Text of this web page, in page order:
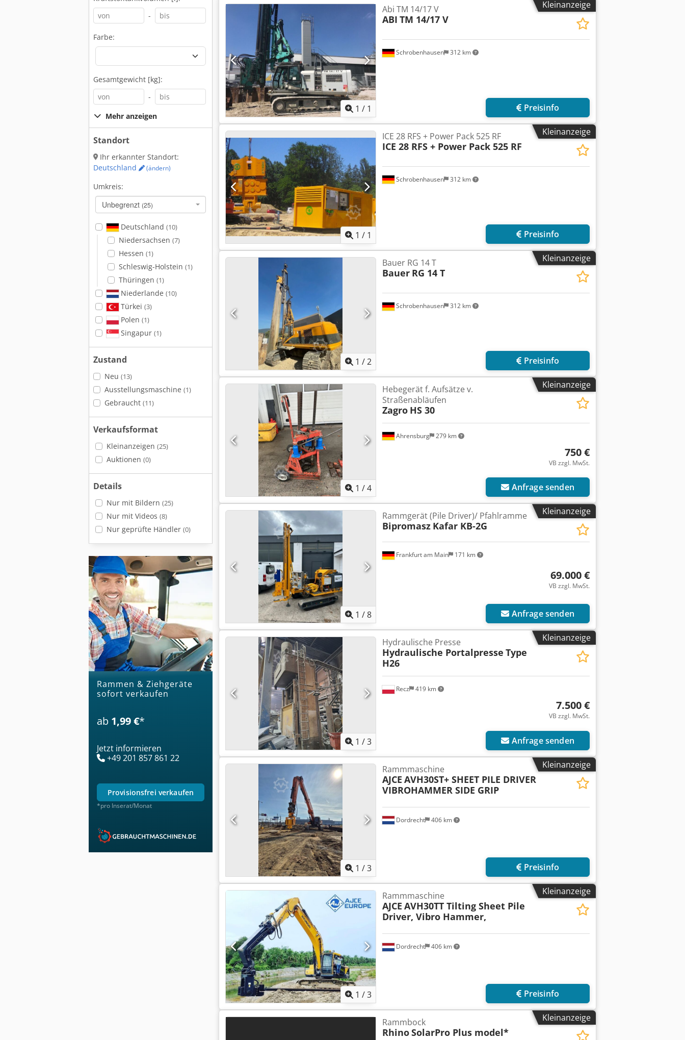
-
Farbe:
Gesamtgewicht [kg]:
-
Mehr anzeigen
Standort
Ihr erkannter Standort:
Deutschland
(ändern)
Umkreis:
Unbegrenzt (25)
Deutschland (10)
Niedersachsen (7)
Hessen (1)
Schleswig-Holstein (1)
Thüringen (1)
Niederlande (10)
Türkei (3)
Polen (1)
Singapur (1)
Zustand
Neu (13)
Ausstellungsmaschine (1)
Gebraucht (11)
Verkaufsformat
Kleinanzeigen (25)
Auktionen (0)
Details
Nur mit Bildern (25)
Nur mit Videos (8)
Nur geprüfte Händler (0)
Rammen & Ziehgeräte
sofort verkaufen
ab 1,99 €*
Jetzt informieren
+49 201 857 861 22
provisionsfrei verkaufen
*pro Inserat/Monat
Kleinanzeige
1 / 1
Schrobenhausen 312 km
Abi TM 14/17 V
ABI TM 14/17 V
Preisinfo
Kleinanzeige
1 / 1
Schrobenhausen 312 km
ICE 28 RFS + Power Pack 525 RF
ICE 28 RFS + Power Pack 525 RF
Preisinfo
Kleinanzeige
1 /2
Schrobenhausen 312 km
Bauer RG 14 T
Bauer RG 14 T
Preisinfo
Kleinanzeige
1 /4
Ahrensburg 279 km
Hebegerät f. Aufsätze v.
Straßenabläufen
Zagro HS 30
750 €
VB zzgl. MwSt.
Anfrage senden
Kleinanzeige
1 /8
Frankfurt am Main 171 km
Rammgerät (Pile Driver)/ Pfahlramme
Bipromasz Kafar KB-2G
69.000 €
VB zzgl. MwSt.
Anfrage senden
Kleinanzeige
1 /3
Recz 419 km
Hydraulische Presse
Hydraulische Portalpresse Type
H26
7.500 €
VB zzgl. MwSt.
Anfrage senden
Kleinanzeige
1 /3
Dordrecht 406 km
Rammmaschine
AJCE AVH30ST+ SHEET PILE DRIVER
VIBROHAMMER SIDE GRIP
Preisinfo
Kleinanzeige
1 /3
Dordrecht 406 km
Rammmaschine
AJCE AVH30TT Tilting Sheet Pile
Driver, Vibro Hammer,
Preisinfo
Kleinanzeige
Rammbock
RhinoSolarPro Plus model*